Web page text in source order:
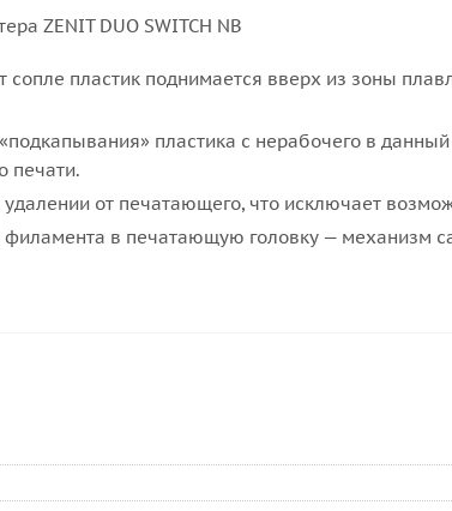
ZENIT DUO SWITCH NB
пластик поднимается вверх из зоны
пластика с нерабочего в
печати.
от печатающего, что исключает
в печатающую головку — механизм